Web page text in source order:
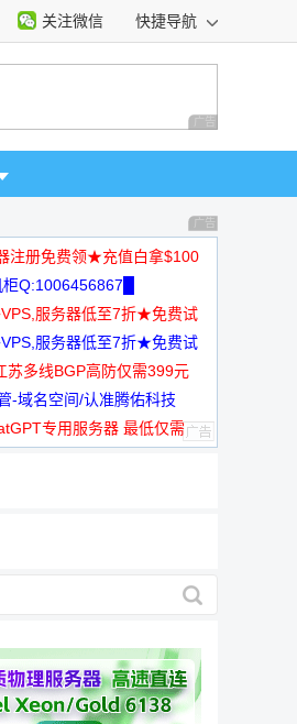
关注微信 快捷导航
广告 商业广告，理
广告 商业广告，理
注册免费领★充值白拿$100
柜Q:1006456867█
服务器低至7折★免费试
服务器低至7折★免费试
苏多线BGP高防仅需399元
-域名空间/认准腾佑科技
专用服务器 最低仅需